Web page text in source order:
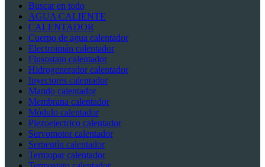
Buscar en todo
AGUA CALIENTE
CALENTADOR
Cuerpo de agua calentador
Electroimán calentador
Flusostato calentador
Hidrogenerador calentador
Inyectores calentador
Mando calentador
Membrana calentador
Módulo calentador
Piezoelectrico calentador
Servomotor calentador
Serpentín calentador
Termopar calentador